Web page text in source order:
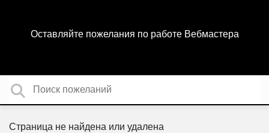
Оставляйте пожелания по работе Вебмастера
Страница не найдена или удалена